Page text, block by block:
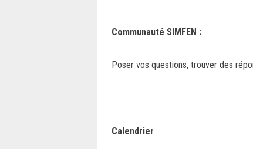
Communauté SIMFEN :
Poser vos questions, trouver des
Calendrier